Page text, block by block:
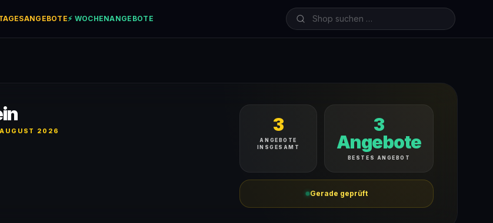
⚡ WOCHENANGEBOTE
2026 3
ANGEBOTE
INSGESAMT
3
Angebote
BESTES ANGEBOT
Gerade geprüft